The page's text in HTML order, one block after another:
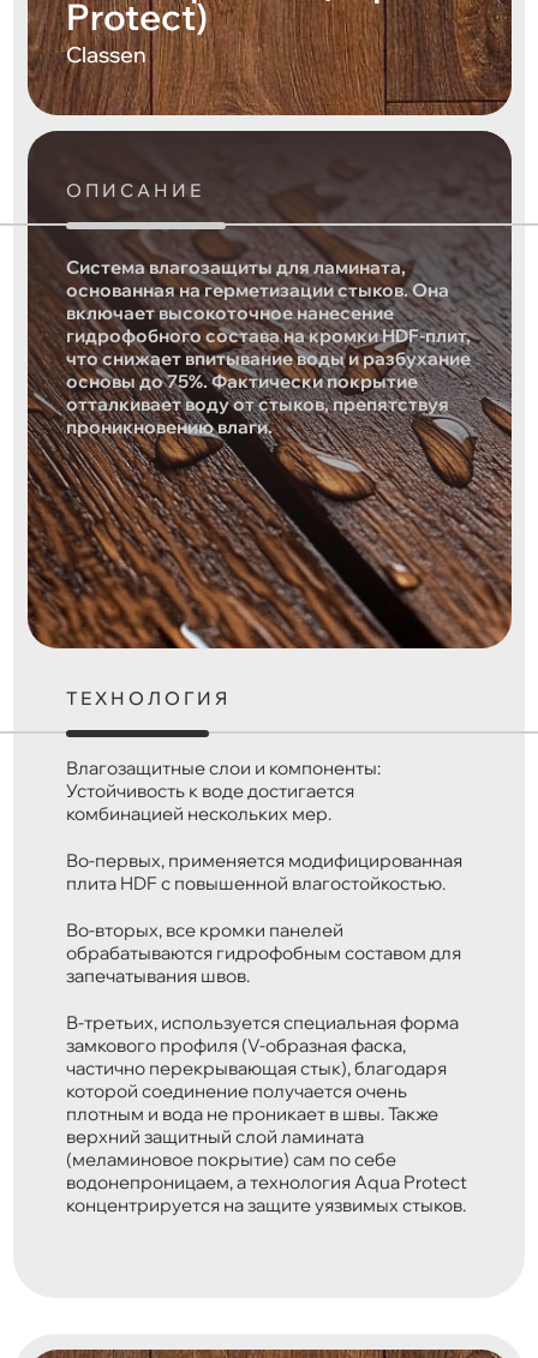
Protect)
Classen
ОПИСАНИЕ
Система влагозащиты для ламината,
основанная на герметизации стыков. Она
включает высокоточное нанесение
гидрофобного состава на кромки HDF-плит,
что снижает впитывание воды и разбухание
основы до 75%. Фактически покрытие
отталкивает воду от стыков, препятствуя
проникновению влаги.
ТЕХНОЛОГИЯ
Влагозащитные слои и компоненты:
Устойчивость к воде достигается
комбинацией нескольких мер.
Во-первых, применяется модифицированная
плита HDF с повышенной влагостойкостью.
Во-вторых, все кромки панелей
обрабатываются гидрофобным составом для
запечатывания швов.
В-третьих, используется специальная форма
замкового профиля (V-образная фаска,
частично перекрывающая стык), благодаря
которой соединение получается очень
плотным и вода не проникает в швы. Также
верхний защитный слой ламината
(меламиновое покрытие) сам по себе
водонепроницаем, а технология Aqua Protect
концентрируется на защите уязвимых стыков.